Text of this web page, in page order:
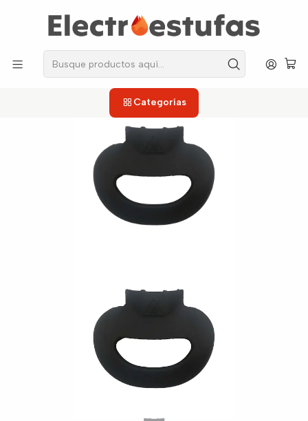
Categorías
los repuestos que necesitas, sin salir de casa!
Asa Auxiliar Corona Duo Express